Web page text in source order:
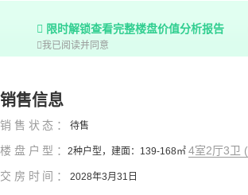
 限时解锁查看完整楼盘价值分析报告
我已阅读并同意
销售信息
销售状态： 待售
楼盘户型： 2种户型，建面：139-168㎡ 4室2厅3卫
交房时间： 2028年3月31日